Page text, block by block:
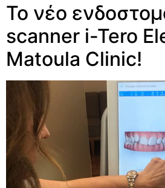
Το νέο
scanner i-Tero
Matoula Clinic!